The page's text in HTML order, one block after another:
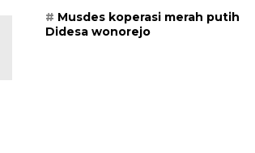
Musdes koperasi merah putih
Didesa wonorejo